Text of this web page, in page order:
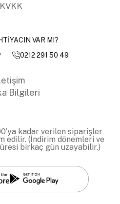
KVKK
VAR MI?
0212 291 50 49
Bilgileri
kadar verilen siparişler
edilir. (İndirim dönemleri ve
birkaç gün uzayabilir.)